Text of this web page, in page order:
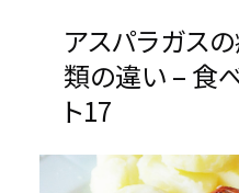
アスパラガス
類の違い – 食
ト17